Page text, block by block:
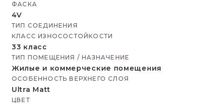
ФАСКА
4V
ТИП СОЕДИНЕНИЯ
КЛАСС ИЗНОСОСТОЙКОСТИ
33 класс
ТИП ПОМЕЩЕНИЯ / НАЗНАЧЕНИЕ
Жилые и коммерческие помещения
ОСОБЕННОСТЬ ВЕРХНЕГО СЛОЯ
Ultra Matt
ЦВЕТ